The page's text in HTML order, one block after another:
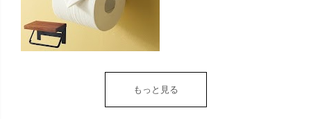
ダー 収納 DIY アンティー
ク ヴィンテージ ナチュラ
もっと見る